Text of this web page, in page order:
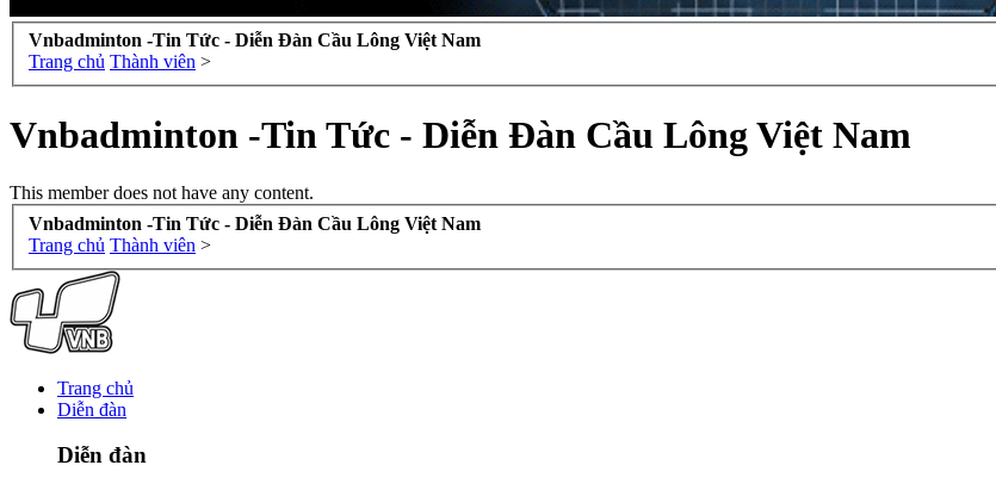
Vnbadminton -Tin Tức - Diễn Đàn Cầu Lông Việt Nam
Trang chủ Thành viên >
Vnbadminton -Tin Tức - Diễn Đàn Cầu Lông Việt Nam
This member does not have any content.
Vnbadminton -Tin Tức - Diễn Đàn Cầu Lông Việt Nam
Trang chủ Thành viên >
Trang chủ
Diễn đàn
Diễn đàn